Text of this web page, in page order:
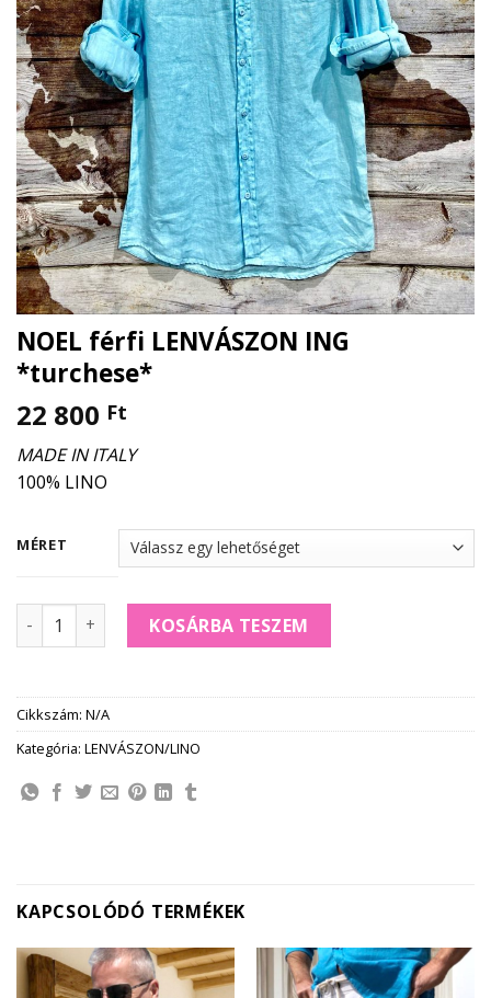
NOEL férfi LENVÁSZON ING
*turchese*
22 800 Ft
MADE IN ITALY
100% LINO
MÉRET
NOEL férfi LENVÁSZON ING *turchese* mennyiség
KOSÁRBA TESZEM
Cikkszám: N/A
Kategória: LENVÁSZON/LINO
KAPCSOLÓDÓ TERMÉKEK